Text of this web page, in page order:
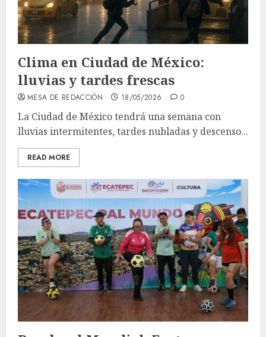
Clima en Ciudad de México:
lluvias y tardes frescas
MESA DE REDACCIÓN 18/05/2026 0
La Ciudad de México tendrá una semana con
lluvias intermitentes, tardes nubladas y descenso...
READ MORE